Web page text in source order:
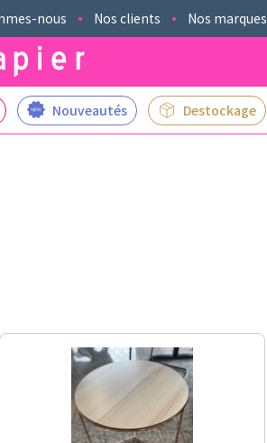
nous Nos clients Nos marques
Nouveautés Destockage